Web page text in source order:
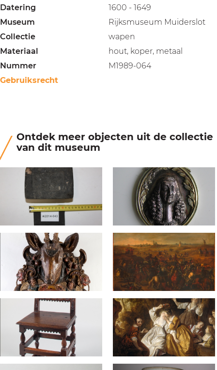
Datering
1600 - 1649
Museum
Rijksmuseum Muiderslot
Collectie
wapen
Materiaal
hout, koper, metaal
Nummer
M1989-064
Gebruiksrecht
Ontdek meer objecten uit de collectie
van dit museum